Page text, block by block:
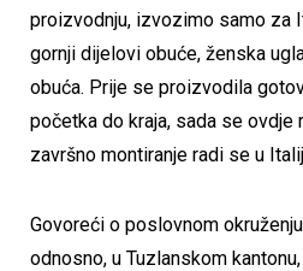
proizvodnju, izvozimo samo za
gornji dijelovi obuće, ženska
obuća. Prije se proizvodila
početka do kraja, sada se ovdje
završno montiranje radi se u
Govoreći o poslovnom
odnosno, u Tuzlanskom